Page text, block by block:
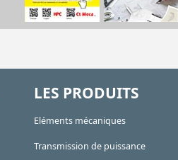
LES PRODUITS
Eléments mécaniques
Transmission de puissance